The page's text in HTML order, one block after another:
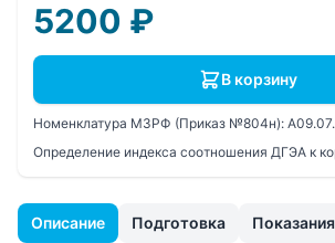
Описание Подготовка Показания
5200 ₽
В корзину
Номенклатура МЗРФ (Приказ №804н):
Определение индекса соотношения ДГЭА к